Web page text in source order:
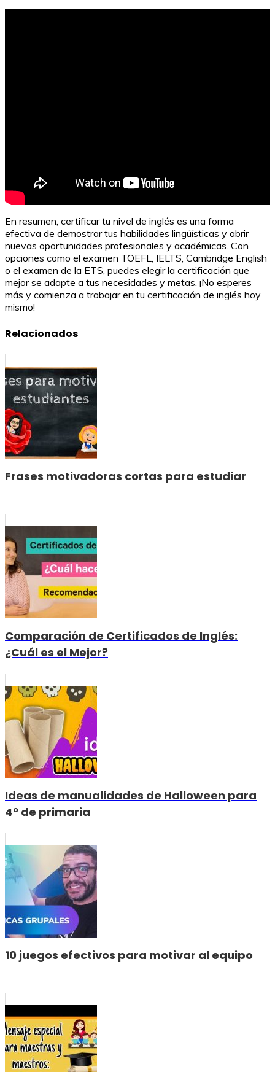
En resumen, certificar tu nivel de inglés es una forma
efectiva de demostrar tus habilidades lingüísticas y abrir
nuevas oportunidades profesionales y académicas. Con
opciones como el examen TOEFL, IELTS, Cambridge English
o el examen de la ETS, puedes elegir la certificación que
mejor se adapte a tus necesidades y metas. ¡No esperes
más y comienza a trabajar en tu certificación de inglés hoy
mismo!
Relacionados
Frases motivadoras cortas para estudiar
Comparación de Certificados de Inglés:
¿Cuál es el Mejor?
Ideas de manualidades de Halloween para
4º de primaria
10 juegos efectivos para motivar al equipo